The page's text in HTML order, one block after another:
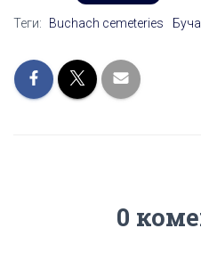
Теги: Buchach cemeteries
0